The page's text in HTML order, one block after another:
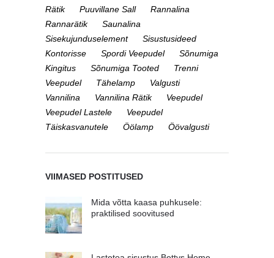
Rätik
Puuvillane Sall
Rannalina
Rannarätik
Saunalina
Sisekujunduselement
Sisustusideed
Kontorisse
Spordi Veepudel
Sõnumiga
Kingitus
Sõnumiga Tooted
Trenni
Veepudel
Tähelamp
Valgusti
Vannilina
Vannilina Rätik
Veepudel
Veepudel Lastele
Veepudel
Täiskasvanutele
Öölamp Öövalgusti
VIIMASED POSTITUSED
Mida võtta kaasa puhkusele:
praktilised soovitused